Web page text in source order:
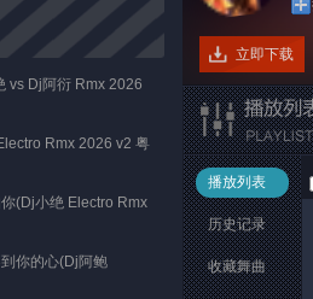
vs Dj阿衍 Rmx 2026
Rmx 2026 v2 粤
(Dj小绝 Electro Rmx
你的心(Dj阿鲍
立即下载
播放列表
历史记录
收藏舞曲